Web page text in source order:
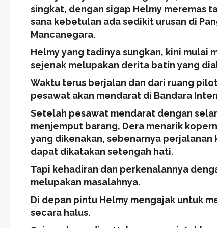
singkat, dengan sigap Helmy meremas
sana kebetulan ada sedikit urusan di
Mancanegara.
Helmy yang tadinya sungkan, kini mulai
sejenak melupakan derita batin yang
Waktu terus berjalan dan dari ruang
pesawat akan mendarat di Bandara
Setelah pesawat mendarat dengan
menjemput barang, Dera menarik
yang dikenakan, sebenarnya
dapat dikatakan setengah hati.
Tapi kehadiran dan perkenalannya
melupakan masalahnya.
Di depan pintu Helmy mengajak untuk
secara halus.